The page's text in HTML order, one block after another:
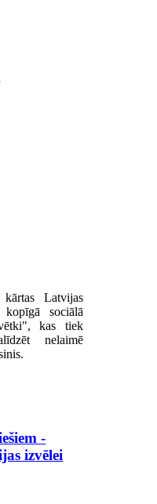
Latvijas
kopīgā sociālā
kas tiek
nelaimē
-
izvēlei